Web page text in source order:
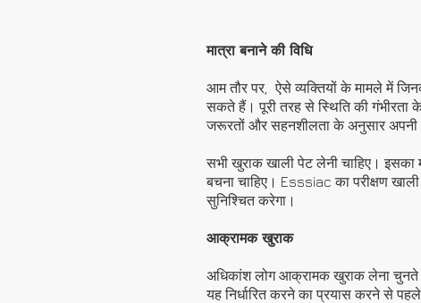
मात्रा बनाने की विधि
आम तौर पर,
ऐसे व्यक्तियों के मामले में
सकते हैं। पूरी तरह से स्थिति की गंभीरता
जरूरतों और सहनशीलता के अनुसार अपनी
सभी खुराक खाली पेट लेनी चाहिए।
बचना चाहिए। Esssiac का परीक्षण
सुनिश्चित करेगा।
आक्रामक खुराक
अधिकांश लोग आक्रामक खुराक लेना चुनते
यह निर्धारित करने का प्रयास करने से